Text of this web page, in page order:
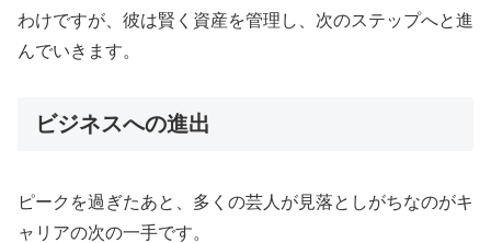
わけですが、彼は賢く資産を管理し、次のステップへと進
んでいきます。
ビジネスへの進出
ピークを過ぎたあと、多くの芸人が見落としがちなのがキ
ャリアの次の一手です。